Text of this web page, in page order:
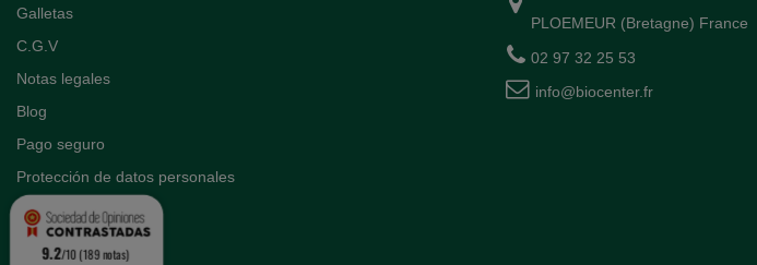
Galletas
C.G.V
Notas legales
Blog
Pago seguro
Protección de datos personales
PLOEMEUR (Bretagne) France
02 97 32 25 53
info@biocenter.fr
9.2/10 (189 notas)